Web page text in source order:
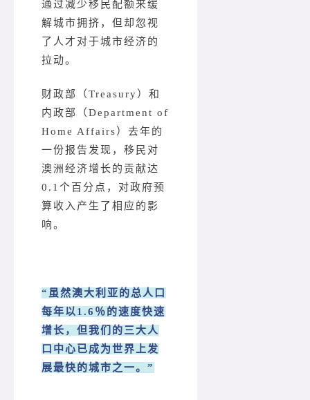
通过减少移民配额来缓
解城市拥挤，但却忽视
了人才对于城市经济的
拉动。
财政部（Treasury）和
内政部（Department of
Home Affairs）去年的
一份报告发现，移民对
澳洲经济增长的贡献达
0.1个百分点，对政府预
算收入产生了相应的影
响。
“虽然澳大利亚的总人口
每年以1.6％的速度快速
增长，但我们的三大人
口中心已成为世界上发
展最快的城市之一。”